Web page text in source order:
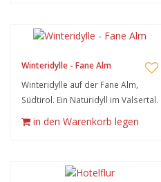
Winteridylle - Fane Alm
Winteridylle auf der Fane Alm,
Südtirol. Ein Naturidyll im Valsertal.
in den Warenkorb legen